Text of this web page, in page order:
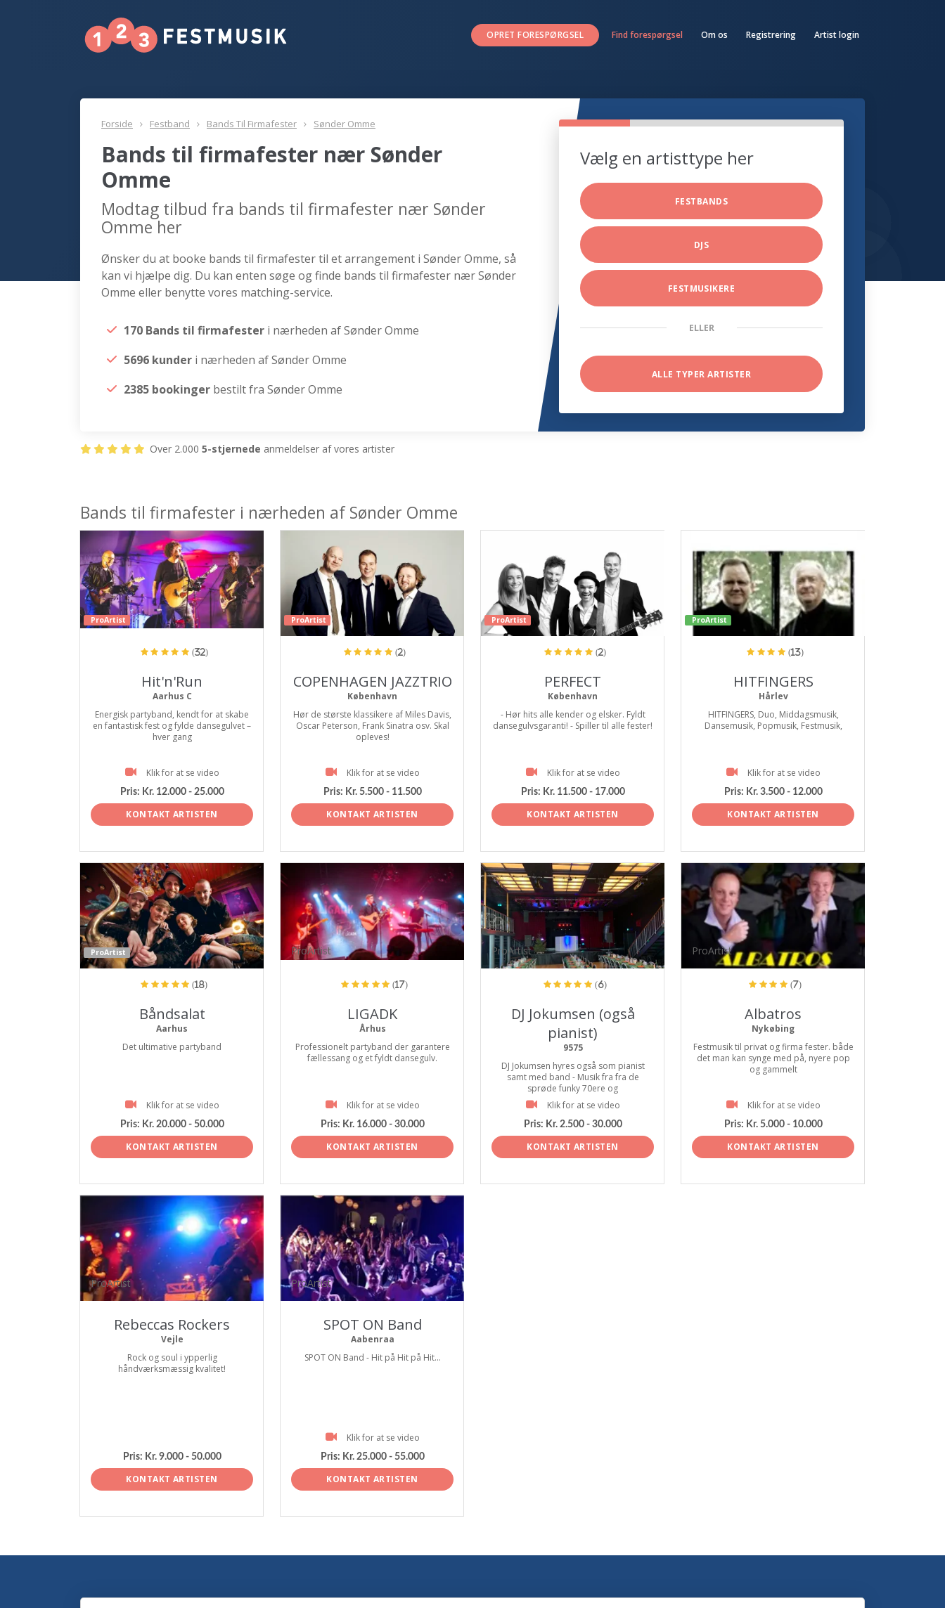
OPRET FORESPØRGSEL Find forespørgsel Om os Registrering Artist login
Forside Festband Bands Til Firmafester Sønder Omme
Bands til firmafester nær Sønder
Omme
Modtag tilbud fra bands til firmafester nær Sønder
Omme her
Ønsker du at booke bands til firmafester til et arrangement i Sønder Omme, så
kan vi hjælpe dig. Du kan enten søge og finde bands til firmafester nær Sønder
Omme eller benytte vores matching-service.
170 Bands til firmafester i nærheden af Sønder Omme
5696 kunder i nærheden af Sønder Omme
2385 bookinger bestilt fra Sønder Omme
Vælg en artisttype her
FESTBANDS
DJS
FESTMUSIKERE
ELLER
ALLE TYPER ARTISTER
Over 2.000 5-stjernede anmeldelser af vores artister
Bands til firmafester i nærheden af Sønder Omme
ProArtist
(32)
Hit'n'Run
Aarhus C
Energisk partyband, kendt for at skabe
en fantastisk fest og fylde dansegulvet –
hver gang
Klik for at se video
Pris: Kr. 12.000 - 25.000
KONTAKT ARTISTEN
ProArtist
(2)
COPENHAGEN JAZZTRIO
København
Hør de største klassikere af Miles Davis,
Oscar Peterson, Frank Sinatra osv. Skal
opleves!
Klik for at se video
Pris: Kr. 5.500 - 11.500
KONTAKT ARTISTEN
ProArtist
(2)
PERFECT
København
- Hør hits alle kender og elsker. Fyldt
dansegulvsgaranti! - Spiller til alle fester!
Klik for at se video
Pris: Kr. 11.500 - 17.000
KONTAKT ARTISTEN
ProArtist
(13)
HITFINGERS
Hårlev
HITFINGERS, Duo, Middagsmusik,
Dansemusik, Popmusik, Festmusik,
Klik for at se video
Pris: Kr. 3.500 - 12.000
KONTAKT ARTISTEN
ProArtist
(18)
Båndsalat
Aarhus
Det ultimative partyband
Klik for at se video
Pris: Kr. 20.000 - 50.000
KONTAKT ARTISTEN
ProArtist
(17)
LIGADK
Århus
Professionelt partyband der garantere
fællessang og et fyldt dansegulv.
Klik for at se video
Pris: Kr. 16.000 - 30.000
KONTAKT ARTISTEN
ProArtist
(6)
DJ Jokumsen (også
pianist)
9575
DJ Jokumsen hyres også som pianist
samt med band - Musik fra fra de
sprøde funky 70ere og
Klik for at se video
Pris: Kr. 2.500 - 30.000
KONTAKT ARTISTEN
ProArtist
(7)
Albatros
Nykøbing
Festmusik til privat og firma fester. både
det man kan synge med på, nyere pop
og gammelt
Klik for at se video
Pris: Kr. 5.000 - 10.000
KONTAKT ARTISTEN
ProArtist
Rebeccas Rockers
Vejle
Rock og soul i ypperlig
håndværksmæssig kvalitet!
Pris: Kr. 9.000 - 50.000
KONTAKT ARTISTEN
ProArtist
SPOT ON Band
Aabenraa
SPOT ON Band - Hit på Hit på Hit...
Klik for at se video
Pris: Kr. 25.000 - 55.000
KONTAKT ARTISTEN